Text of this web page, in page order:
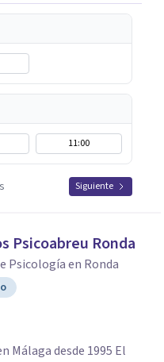
11:00
Siguiente
Psicoabreu Ronda
Psicología en Ronda
Málaga desde 1995 El